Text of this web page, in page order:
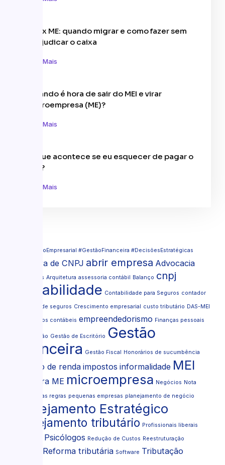
MEI x ME: quando migrar e como fazer sem
prejudicar o caixa
Leia Mais
Quando é hora de sair do MEI e virar
Microempresa (ME)?
Leia Mais
O que acontece se eu esquecer de pagar o
MEI?
Leia Mais
#FinanceiroEmpresarial #GestãoFinanceira #DecisõesEstratégicas
abertura de CNPJ abrir empresa Advocacia
Advogados Arquitetura assessoria contábil Balanço cnpj
contabilidade Contabilidade para Seguros contador
Corretora de seguros Crescimento empresarial custo tributário DAS-MEI
documentos contábeis empreendedorismo Finanças pessoais
formalização Gestão de Escritório Gestão
financeira Gestão Fiscal Honorários de sucumbência
imposto de renda impostos informalidade MEI
MEI para ME microempresa Negócios Nota
novas regras pequenas empresas planejamento de negócio
Planejamento Estratégico
Planejamento tributário Profissionais liberais
Psicólogos Redução de Custos Reestruturação
Reforma tributária Software Tributação